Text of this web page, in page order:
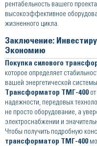
рентабельность вашего
высокоэффективное
жизненного цикла.
Заключение:
Экономию
Покупка силового
которое определяет
вашей энергетической
Трансформатор ТМГ-400
надежности, передовых
не просто оборудование, а
электроснабжении и
Чтобы получить подробную
трансформатор ТМГ-400